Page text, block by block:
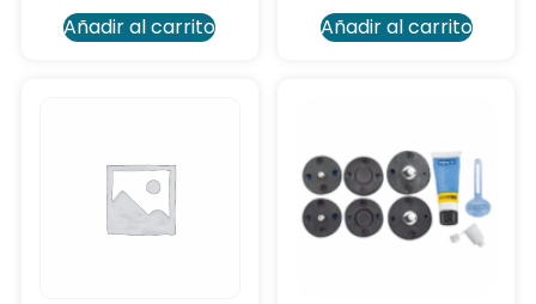
Añadir al carrito
Añadir al carrito